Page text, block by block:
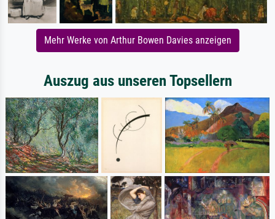
Mehr Werke von Arthur Bowen Davies anzeigen
Auszug aus unseren Topsellern